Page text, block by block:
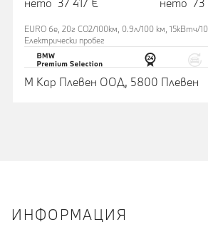
EURO 6e, 20г CO2/100км, 0.9л/100 км, 15кВтч/
Eлектрически пробег
М Кар Плевен ООД, 5800 Плевен
ИНФОРМАЦИЯ